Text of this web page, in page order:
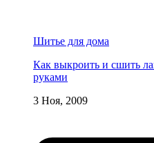
Шитье для дома
Как выкроить и сшить
руками
3 Ноя, 2009